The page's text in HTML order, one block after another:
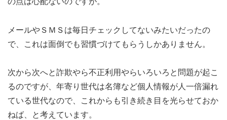
メールやＳＭＳは毎日チェックしてないみたいだったの
で、これは面倒でも習慣づけてもらうしかありません。
次から次へと詐欺やら不正利用やらいろいろと問題が起こ
るのですが、年寄り世代は名簿など個人情報が人一倍漏れ
ている世代なので、これからも引き続き目を光らせておか
ねば、と考えています。